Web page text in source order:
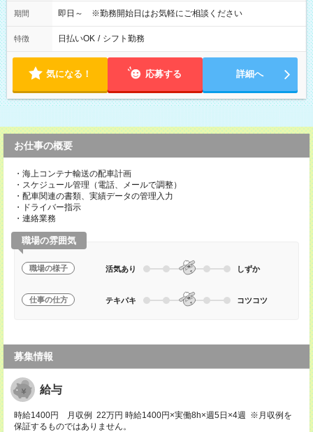
期間 即日～ ※勤務開始日はお気軽にご相談ください
特徴 日払いOK / シフト勤務
気になる！ 応募する 詳細へ
お仕事の概要
・海上コンテナ輸送の配車計画
・スケジュール管理（電話、メールで調整）
・配車関連の書類、実績データの管理入力
・ドライバー指示
・連絡業務
職場の雰囲気
職場の様子 活気あり しずか
仕事の仕方 テキパキ コツコツ
募集情報
給与
時給1400円 月収例 22万円 時給1400円×実働8h×週5日×4週 ※月収例を
保証するものではありません。